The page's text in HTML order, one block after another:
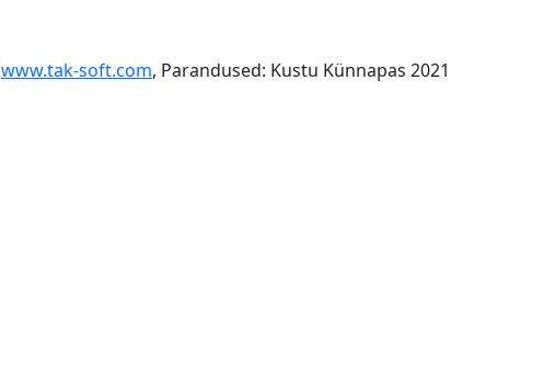
www.tak-soft.com, Parandused: Kustu Künnapas 2021